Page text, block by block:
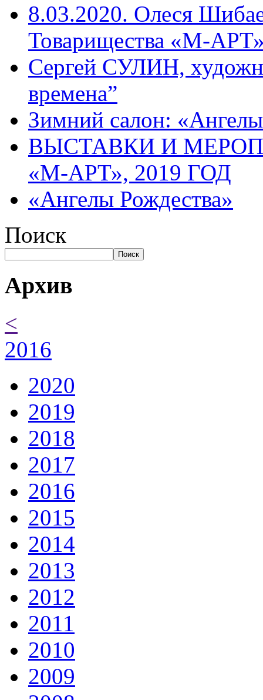
8.03.2020. Олеся
Товарищества «М-
Сергей СУЛИН,
времена”
Зимний салон:
ВЫСТАВКИ И
«М-АРТ», 2019 ГОД
«Ангелы Рождества»
Поиск
Поиск
Архив
<
2016
2020
2019
2018
2017
2016
2015
2014
2013
2012
2011
2010
2009